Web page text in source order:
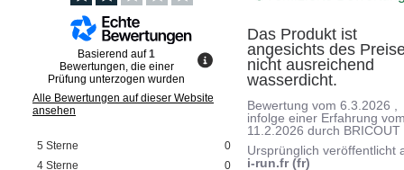
Basierend auf1
Bewertungen, die einer
Prüfung unterzogen wurden
Alle Bewertungen auf dieser Website
ansehen
5 Sterne
0
4 Sterne
0
Das Produkt ist
angesichts des
nicht ausreichend
wasserdicht.
Bewertung vom6.3.2026
infolge einer Erfahrung
11.2.2026 durch BRICOUT
Ursprünglich veröffentlicht
i-run.fr (fr)